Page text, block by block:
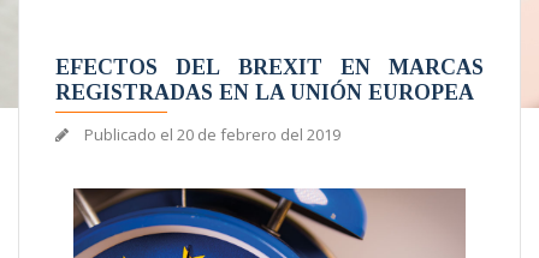
EFECTOS DEL BREXIT EN MARCAS
REGISTRADAS EN LA UNIÓN EUROPEA
Publicado el 20 de febrero del 2019